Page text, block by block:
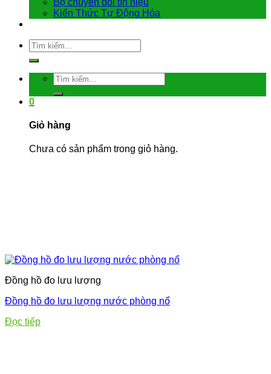
Kiến Thức Tự Động Hóa
Tìm
kiếm:
Tìm
kiếm:
0
Giỏ hàng
Chưa có sản phẩm trong giỏ hàng.
Đồng hồ đo lưu lượng
Đồng hồ đo lưu lượng nước phòng nổ
Đọc tiếp